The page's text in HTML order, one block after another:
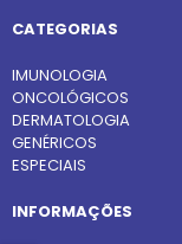
CATEGORIAS
IMUNOLOGIA
ONCOLÓGICOS
DERMATOLOGIA
GENÉRICOS
ESPECIAIS
INFORMAÇÕES